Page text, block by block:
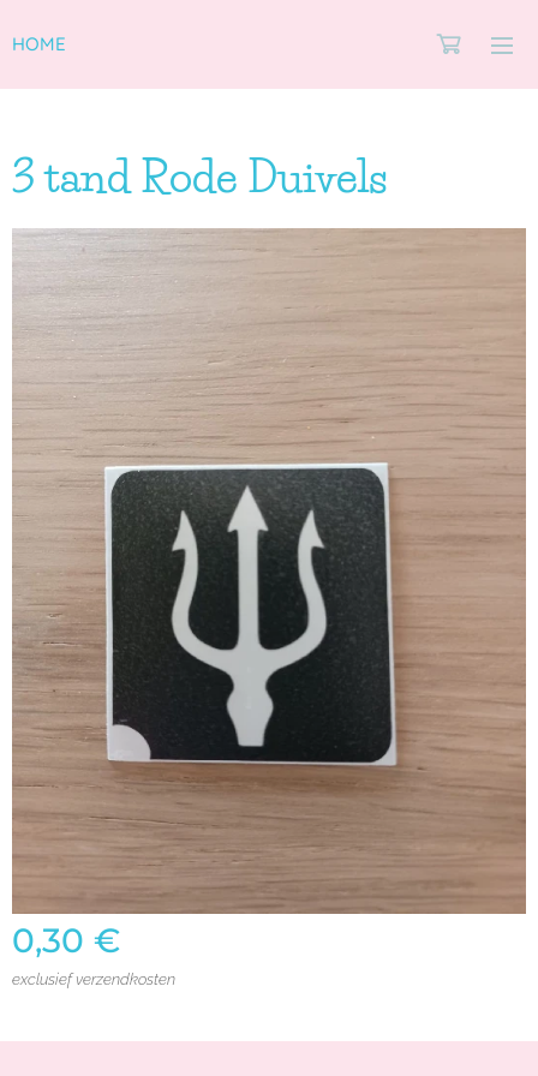
HOME
3 tand Rode Duivels
0,30 €
exclusief verzendkosten